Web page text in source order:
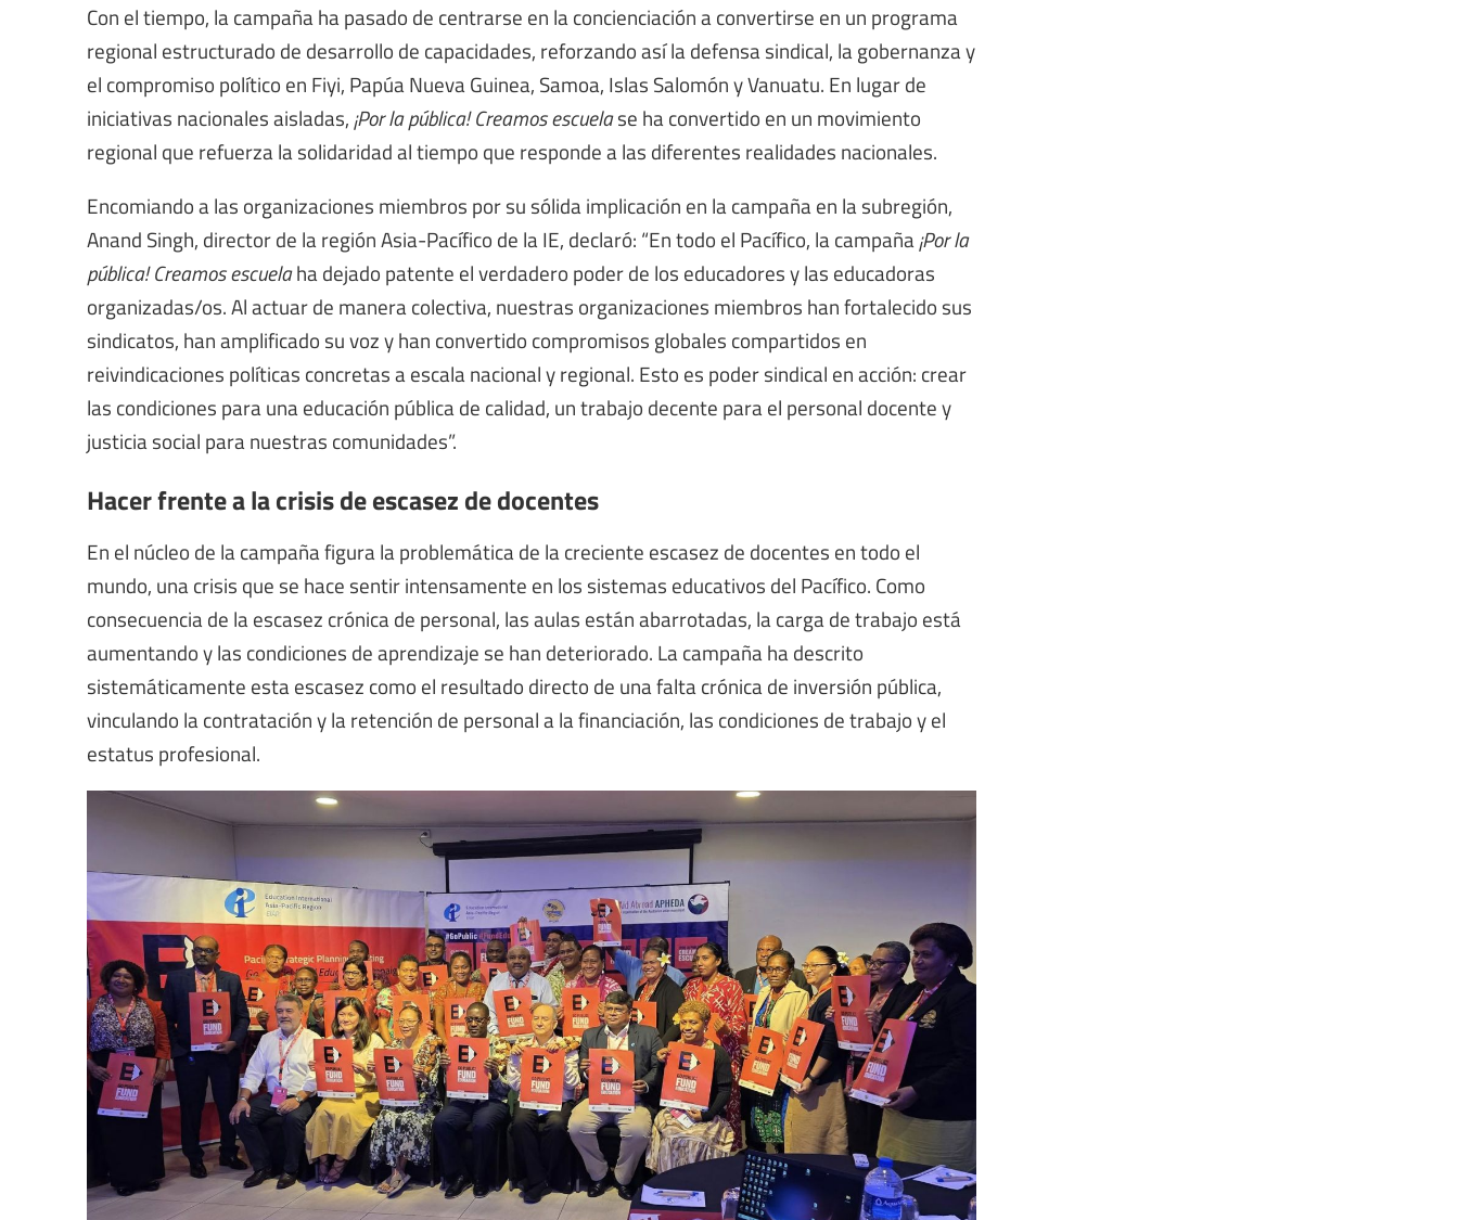
Con el tiempo, la campaña ha pasado de centrarse en la concienciación a convertirse en un programa
regional estructurado de desarrollo de capacidades, reforzando así la defensa sindical, la gobernanza y
el compromiso político en Fiyi, Papúa Nueva Guinea, Samoa, Islas Salomón y Vanuatu. En lugar de
iniciativas nacionales aisladas, ¡Por la pública! Creamos escuelase ha convertido en un movimiento
regional que refuerza la solidaridad al tiempo que responde a las diferentes realidades nacionales.
Encomiando a las organizaciones miembros por su sólida implicación en la campaña en la subregión,
Anand Singh, director de la región Asia-Pacífico de la IE, declaró: “En todo el Pacífico, la campaña ¡Por la
pública! Creamos escuelaha dejado patente el verdadero poder de los educadores y las educadoras
organizadas/os. Al actuar de manera colectiva, nuestras organizaciones miembros han fortalecido sus
sindicatos, han amplificado su voz y han convertido compromisos globales compartidos en
reivindicaciones políticas concretas a escala nacional y regional. Esto es poder sindical en acción: crear
las condiciones para una educación pública de calidad, un trabajo decente para el personal docente y
justicia social para nuestras comunidades”.
Hacer frente a la crisis de escasez de docentes
En el núcleo de la campaña figura la problemática de la creciente escasez de docentes en todo el
mundo, una crisis que se hace sentir intensamente en los sistemas educativos del Pacífico. Como
consecuencia de la escasez crónica de personal, las aulas están abarrotadas, la carga de trabajo está
aumentando y las condiciones de aprendizaje se han deteriorado. La campaña ha descrito
sistemáticamente esta escasez como el resultado directo de una falta crónica de inversión pública,
vinculando la contratación y la retención de personal a la financiación, las condiciones de trabajo y el
estatus profesional.